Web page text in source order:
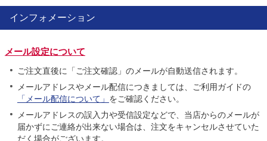
インフォメーション
メール設定について
ご注文直後に「ご注文確認」のメールが自動送信されます。
メールアドレスやメール配信につきましては、ご利用ガイドの
「メール配信について」 をご確認ください。
メールアドレスの誤入力や受信設定などで、当店からのメールが
届かずにご連絡が出来ない場合は、注文をキャンセルさせていた
だく場合がございます。